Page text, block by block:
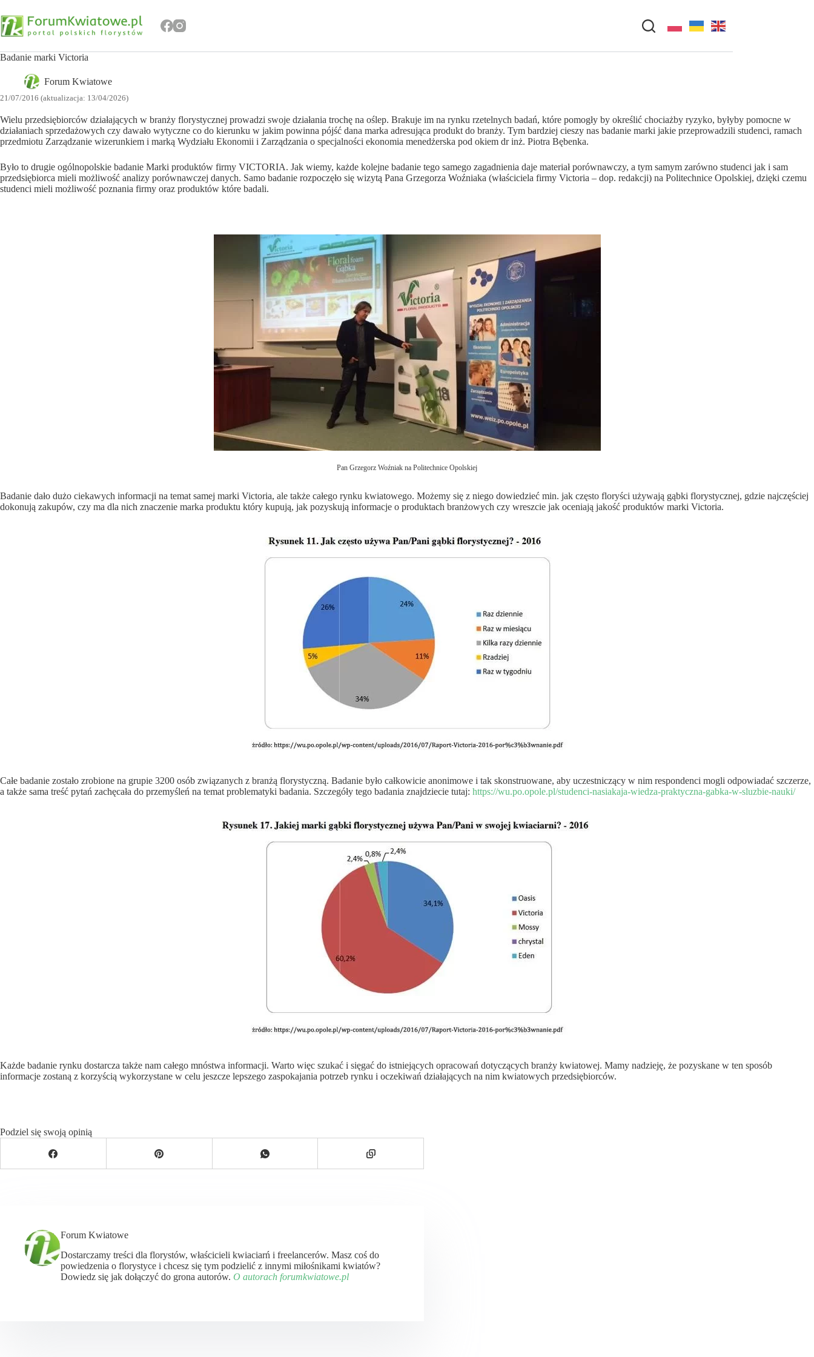
do
treści
Badanie marki Victoria
Forum Kwiatowe
21/07/2016 (aktualizacja: 13/04/2026)
Wielu przedsiębiorców działających w branży florystycznej prowadzi swoje działania trochę na oślep. Brakuje im na rynku rzetelnych badań, które pomogły by określić chociażby ryzyko, byłyby pomocne w
działaniach sprzedażowych czy dawało wytyczne co do kierunku w jakim powinna pójść dana marka adresująca produkt do branży. Tym bardziej cieszy nas badanie marki jakie przeprowadzili studenci, ramach
przedmiotu Zarządzanie wizerunkiem i marką Wydziału Ekonomii i Zarządzania o specjalności ekonomia menedżerska pod okiem dr inż. Piotra Bębenka.
Było to drugie ogólnopolskie badanie Marki produktów firmy VICTORIA. Jak wiemy, każde kolejne badanie tego samego zagadnienia daje materiał porównawczy, a tym samym zarówno studenci jak i sam
przedsiębiorca mieli możliwość analizy porównawczej danych. Samo badanie rozpoczęło się wizytą Pana Grzegorza Woźniaka (właściciela firmy Victoria – dop. redakcji) na Politechnice Opolskiej, dzięki czemu
studenci mieli możliwość poznania firmy oraz produktów które badali.
Pan Grzegorz Woźniak na Politechnice Opolskiej
Badanie dało dużo ciekawych informacji na temat samej marki Victoria, ale także całego rynku kwiatowego. Możemy się z niego dowiedzieć min. jak często floryści używają gąbki florystycznej, gdzie najczęściej
dokonują zakupów, czy ma dla nich znaczenie marka produktu który kupują, jak pozyskują informacje o produktach branżowych czy wreszcie jak oceniają jakość produktów marki Victoria.
Całe badanie zostało zrobione na grupie 3200 osób związanych z branżą florystyczną. Badanie było całkowicie anonimowe i tak skonstruowane, aby uczestniczący w nim respondenci mogli odpowiadać szczerze,
a także sama treść pytań zachęcała do przemyśleń na temat problematyki badania. Szczegóły tego badania znajdziecie tutaj: https://wu.po.opole.pl/studenci-nasiakaja-wiedza-praktyczna-gabka-w-sluzbie-nauki/
Każde badanie rynku dostarcza także nam całego mnóstwa informacji. Warto więc szukać i sięgać do istniejących opracowań dotyczących branży kwiatowej. Mamy nadzieję, że pozyskane w ten sposób
informacje zostaną z korzyścią wykorzystane w celu jeszcze lepszego zaspokajania potrzeb rynku i oczekiwań działających na nim kwiatowych przedsiębiorców.
Podziel się swoją opinią
Forum Kwiatowe
Dostarczamy treści dla florystów, właścicieli kwiaciarń i freelancerów. Masz coś do
powiedzenia o florystyce i chcesz się tym podzielić z innymi miłośnikami kwiatów?
Dowiedz się jak dołączyć do grona autorów. O autorach forumkwiatowe.pl